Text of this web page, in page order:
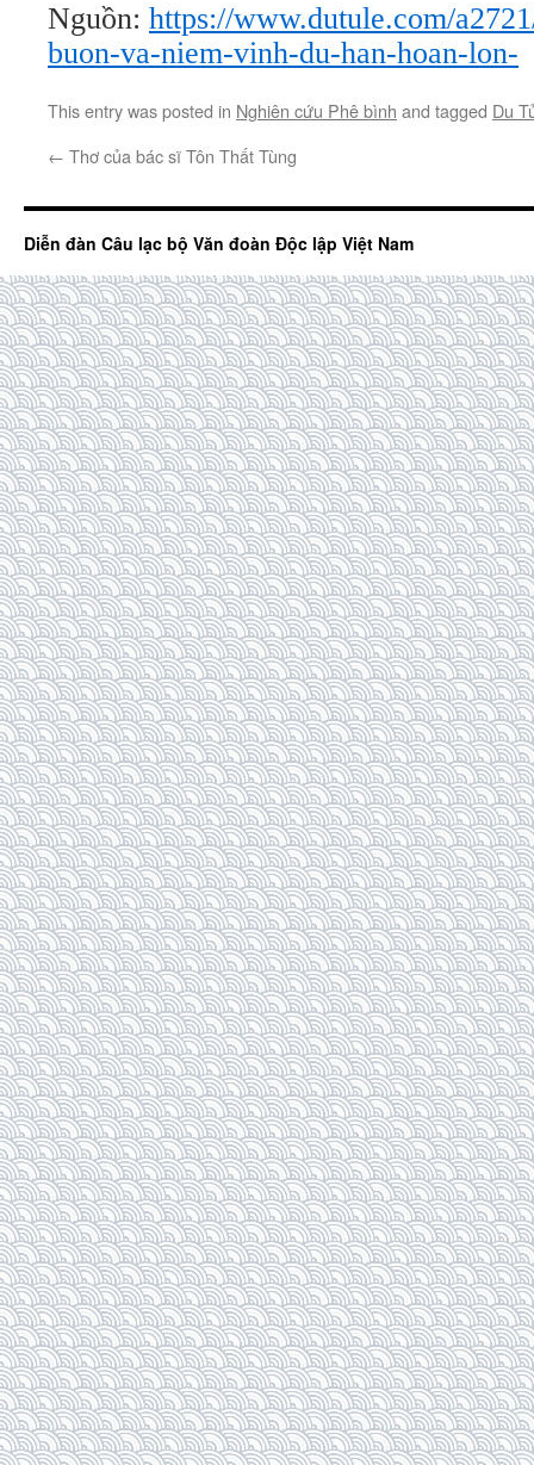
Nguồn: https://www.dutule.com/
buon-va-niem-vinh-du-han-hoan-lon-
This entry was posted in Nghiên cứu Phê bình and tagged Du
← Thơ của bác sĩ Tôn Thất Tùng
Diễn đàn Câu lạc bộ Văn đoàn Độc lập Việt Nam